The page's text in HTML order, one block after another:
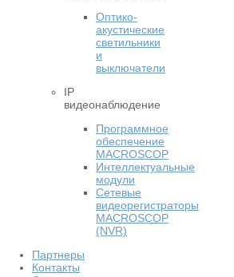
Оптико-
акустические
светильники
и
выключатели
IP
видеонаблюдение
Программное
обеспечение
MACROSCOP
Интеллектуальные
модули
Сетевые
видеорегистраторы
MACROSCOP
(NVR)
Партнеры
Контакты